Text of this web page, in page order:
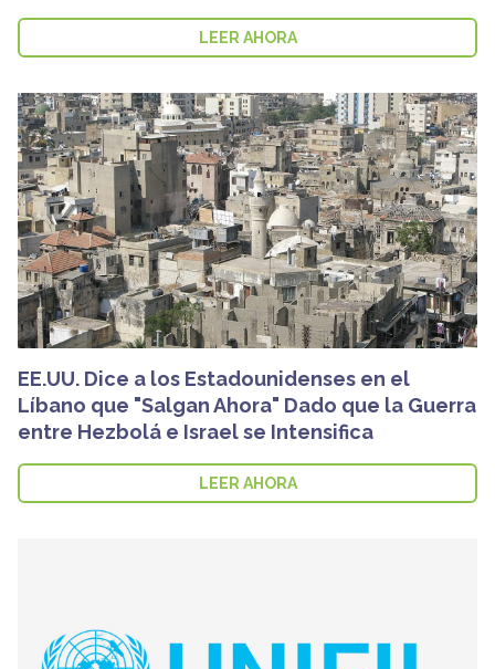
LEER AHORA
EE.UU. Dice a los Estadounidenses en el
Líbano que "Salgan Ahora" Dado que la Guerra
entre Hezbolá e Israel se Intensifica
LEER AHORA